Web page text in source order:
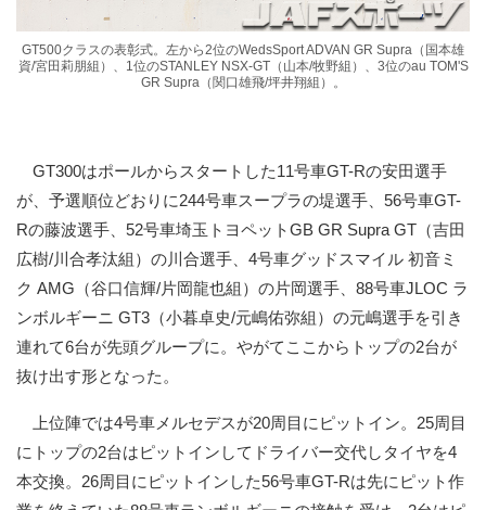
GT500クラスの表彰式。左から2位のWedsSport ADVAN GR Supra（国本雄
資/宮田莉朋組）、1位のSTANLEY NSX-GT（山本/牧野組）、3位のau TOM'S
GR Supra（関口雄飛/坪井翔組）。
GT300はポールからスタートした11号車GT-Rの安田選手
が、予選順位どおりに244号車スープラの堤選手、56号車GT-
Rの藤波選手、52号車埼玉トヨペットGB GR Supra GT（吉田
広樹/川合孝汰組）の川合選手、4号車グッドスマイル 初音ミ
ク AMG（谷口信輝/片岡龍也組）の片岡選手、88号車JLOC ラ
ンボルギーニ GT3（小暮卓史/元嶋佑弥組）の元嶋選手を引き
連れて6台が先頭グループに。やがてここからトップの2台が
抜け出す形となった。
上位陣では4号車メルセデスが20周目にピットイン。25周目
にトップの2台はピットインしてドライバー交代しタイヤを4
本交換。26周目にピットインした56号車GT-Rは先にピット作